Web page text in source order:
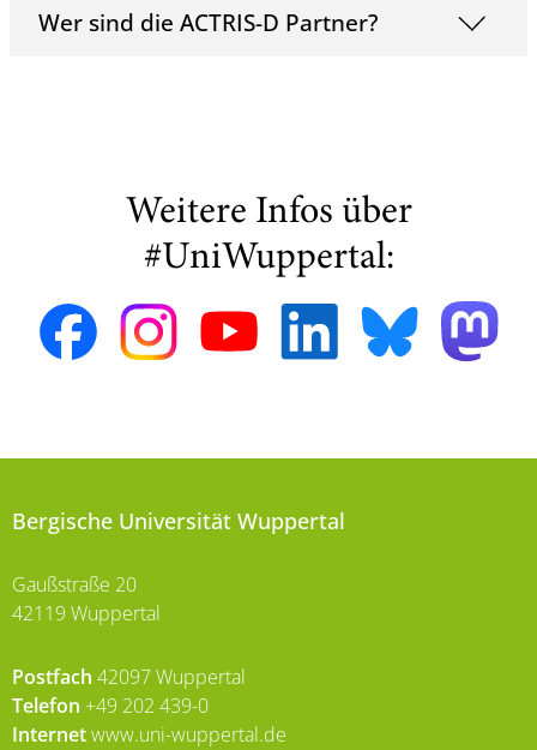
Wer sind die ACTRIS-D Partner?
Weitere Infos über
#UniWuppertal:
Bergische Universität Wuppertal
Gaußstraße 20
42119 Wuppertal
Postfach 42097 Wuppertal
Telefon +49 202 439-0
Internetwww.uni-wuppertal.de